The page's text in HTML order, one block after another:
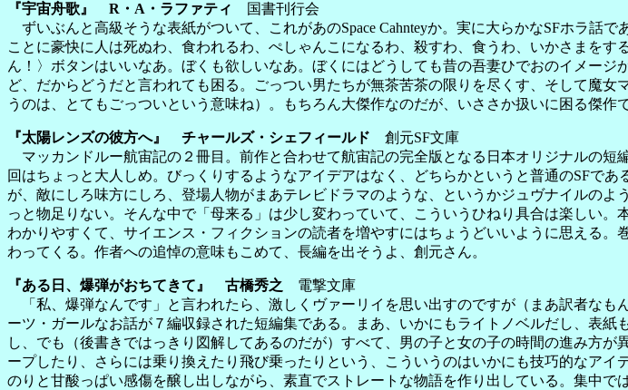
『宇宙舟歌』 R・A・ラファティ
国書刊行会
ずいぶんと高級そうな表紙がついて、これがあのSpace Cahnteyか。実に大らかなSFホラ話
ことに豪快に人は死ぬわ、食われるわ、ぺしゃんこになるわ、殺すわ、食うわ、いかさまを
ん！〉ボタンはいいなあ。ぼくも欲しいなあ。ぼくにはどうしても昔の吾妻ひでおのイメー
ど、だからどうだと言われても困る。ごっつい男たちが無茶苦茶の限りを尽くす、そして魔
うのは、とてもごっついという意味ね）。もちろん大傑作なのだが、いささか扱いに困る傑作
『太陽レンズの彼方へ』 チャールズ・シェフィールド 創元SF文庫
マッカンドルー航宙記の２冊目。前作と合わせて航宙記の完全版となる日本オリジナルの
回はちょっと大人しめ。びっくりするようなアイデアはなく、どちらかというと普通のSFで
が、敵にしろ味方にしろ、登場人物がまあテレビドラマのような、というかジュヴナイルの
っと物足りない。そんな中で「母来る」は少し変わっていて、こういうひねり具合は楽しい
わかりやすくて、サイエンス・フィクションの読者を増やすにはちょうどいいように思える
わってくる。作者への追悼の意味もこめて、長編を出そうよ、創元さん。
『ある日、爆弾がおちてきて』 古橋秀之 電撃文庫
「私、爆弾なんです」と言われたら、激しくヴァーリイを思い出すのですが（まあ訳者なも
ーツ・ガールなお話が７編収録された短編集である。まあ、いかにもライトノベルだし、表
し、でも（後書きではっきり図解してあるのだが）すべて、男の子と女の子の時間の進み方
ープしたり、さらには乗り換えたり飛び乗ったりという、こういうのはいかにも技巧的なア
のりと甘酸っぱい感傷を醸し出しながら、素直でストレートな物語を作り出している。集中